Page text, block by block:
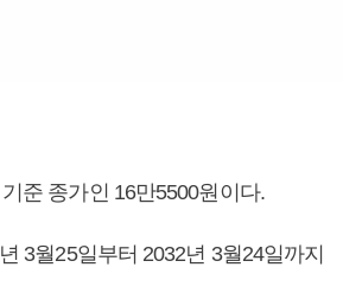
준 종가인 16만5500원이다.
3월25일부터 2032년 3월24일까지